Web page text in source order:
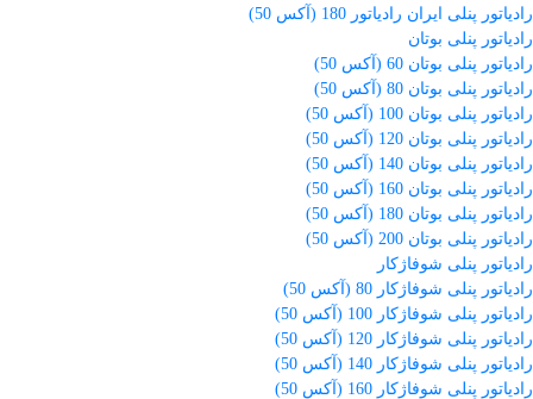
رادیاتور پنلی ایران رادیاتور 180 (آکس 50)
رادیاتور پنلی بوتان
رادیاتور پنلی بوتان 60 (آکس 50)
رادیاتور پنلی بوتان 80 (آکس 50)
رادیاتور پنلی بوتان 100 (آکس 50)
رادیاتور پنلی بوتان 120 (آکس 50)
رادیاتور پنلی بوتان 140 (آکس 50)
رادیاتور پنلی بوتان 160 (آکس 50)
رادیاتور پنلی بوتان 180 (آکس 50)
رادیاتور پنلی بوتان 200 (آکس 50)
رادیاتور پنلی شوفاژکار
رادیاتور پنلی شوفاژکار 80 (آکس 50)
رادیاتور پنلی شوفاژکار 100 (آکس 50)
رادیاتور پنلی شوفاژکار 120 (آکس 50)
رادیاتور پنلی شوفاژکار 140 (آکس 50)
رادیاتور پنلی شوفاژکار 160 (آکس 50)